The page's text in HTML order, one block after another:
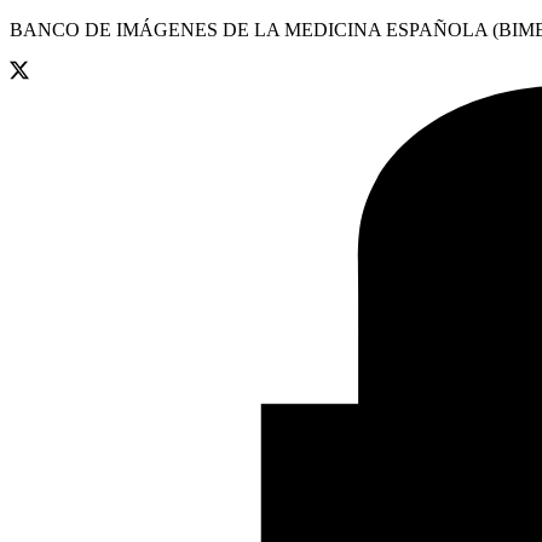
BANCO DE IMÁGENES DE LA MEDICINA ESPAÑOLA